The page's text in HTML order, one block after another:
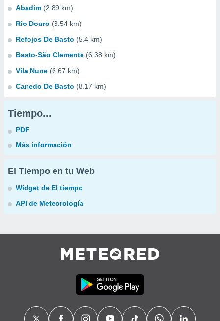
Abadim (2.89 km)
Rio Douro (3.54 km)
Refojos De Basto (5.4 km)
Basto-São Clemente (6.38 km)
Vila Nune (6.67 km)
Canedo De Basto (8.17 km)
Tiempo...
PDF
Más información
El Tiempo en tu Web
Widget de El tiempo
API de Meteorología